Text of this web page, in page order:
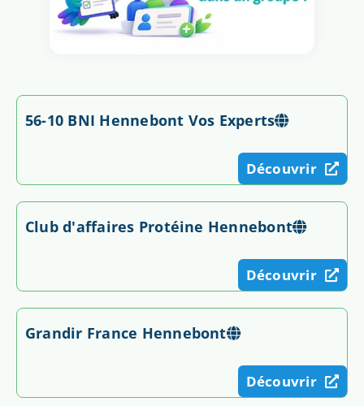
56-10 BNI Hennebont Vos Experts
Découvrir
Club d'affaires Protéine Hennebont
Découvrir
Grandir France Hennebont
Découvrir